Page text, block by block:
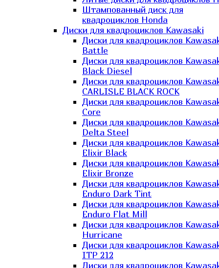
Штампованный диск для
квадроциклов Honda
Диски для квадроциклов Kawasaki
Диски для квадроциклов
Battle
Диски для квадроциклов
Black Diesel
Диски для квадроциклов
CARLISLE BLACK ROCK
Диски для квадроциклов
Core
Диски для квадроциклов
Delta Steel
Диски для квадроциклов
Elixir Black
Диски для квадроциклов
Elixir Bronze
Диски для квадроциклов
Enduro Dark Tint
Диски для квадроциклов
Enduro Flat Mill
Диски для квадроциклов
Hurricane
Диски для квадроциклов
ITP 212
Диски для квадроциклов